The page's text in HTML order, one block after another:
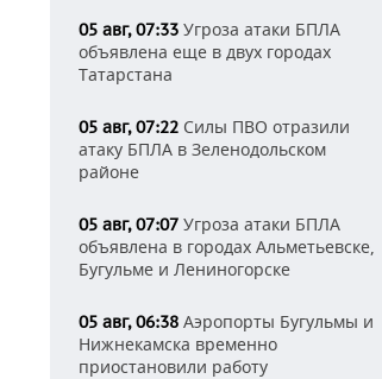
05 авг, 07:33 Угроза атаки БПЛА
объявлена еще в двух городах
Татарстана
05 авг, 07:22 Силы ПВО отразили
атаку БПЛА в Зеленодольском
районе
05 авг, 07:07 Угроза атаки БПЛА
объявлена в городах Альметьевске,
Бугульме и Лениногорске
05 авг, 06:38 Аэропорты Бугульмы и
Нижнекамска временно
приостановили работу